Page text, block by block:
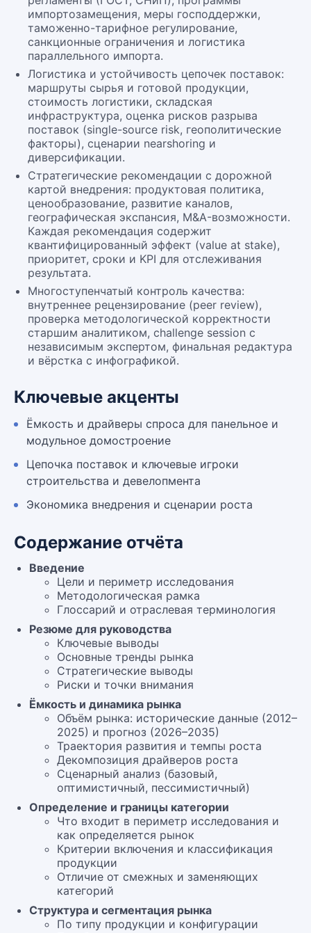
импортозамещения, меры господдержки,
таможенно-тарифное регулирование,
санкционные ограничения и логистика
параллельного импорта.
Логистика и устойчивость цепочек поставок:
маршруты сырья и готовой продукции,
стоимость логистики, складская
инфраструктура, оценка рисков разрыва
поставок (single-source risk, геополитические
факторы), сценарии nearshoring и
диверсификации.
Стратегические рекомендации с дорожной
картой внедрения: продуктовая политика,
ценообразование, развитие каналов,
географическая экспансия, M&A-возможности.
Каждая рекомендация содержит
квантифицированный эффект (value at stake),
приоритет, сроки и KPI для отслеживания
результата.
Многоступенчатый контроль качества:
внутреннее рецензирование (peer review),
проверка методологической корректности
старшим аналитиком, challenge session с
независимым экспертом, финальная редактура
и вёрстка с инфографикой.
Ключевые акценты
Ёмкость и драйверы спроса для панельное и
модульное домостроение
Цепочка поставок и ключевые игроки
строительства и девелопмента
Экономика внедрения и сценарии роста
Содержание отчёта
Введение
Цели и периметр исследования
Методологическая рамка
Глоссарий и отраслевая терминология
Резюме для руководства
Ключевые выводы
Основные тренды рынка
Стратегические выводы
Риски и точки внимания
Ёмкость и динамика рынка
Объём рынка: исторические данные (2012–
2025) и прогноз (2026–2035)
Траектория развития и темпы роста
Декомпозиция драйверов роста
Сценарный анализ (базовый,
оптимистичный, пессимистичный)
Определение и границы категории
Что входит в периметр исследования и
как определяется рынок
Критерии включения и классификация
продукции
Отличие от смежных и заменяющих
категорий
Структура и сегментация рынка
По типу продукции и конфигурации